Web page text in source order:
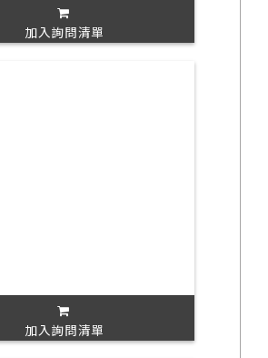
加入詢問清單
加入詢問清單